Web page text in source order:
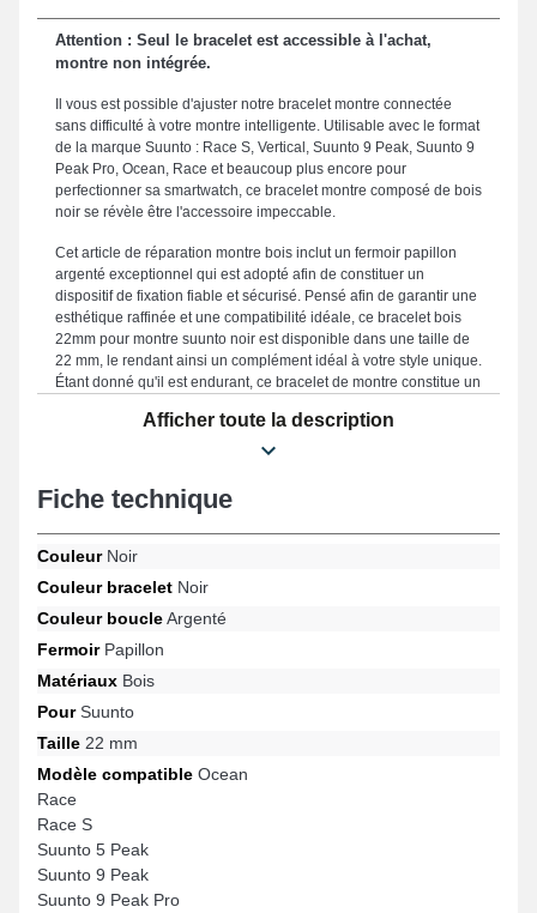
Attention : Seul le bracelet est accessible à l'achat,
montre non intégrée.
Il vous est possible d'ajuster notre bracelet montre connectée
sans difficulté à votre montre intelligente. Utilisable avec le format
de la marque Suunto : Race S, Vertical, Suunto 9 Peak, Suunto 9
Peak Pro, Ocean, Race et beaucoup plus encore pour
perfectionner sa smartwatch, ce bracelet montre composé de bois
noir se révèle être l'accessoire impeccable.
Cet article de réparation montre bois inclut un fermoir papillon
argenté exceptionnel qui est adopté afin de constituer un
dispositif de fixation fiable et sécurisé. Pensé afin de garantir une
esthétique raffinée et une compatibilité idéale, ce bracelet bois
22mm pour montre suunto noir est disponible dans une taille de
22 mm, le rendant ainsi un complément idéal à votre style unique.
Étant donné qu'il est endurant, ce bracelet de montre constitue un
Accentuant le style sophistiqué de votre montre, ce type de
bracelet de montre est conçu pour répondre aux spécifications
montre connectée, il est adapté sur cette version avec le design
Suunto 9 Peak Pro, Race S, Suunto 5 Peak, Race, Vertical,
Suunto 9 Peak et bien d'autres de la marque Suunto, le fermoir
papillon est durable. Le bracelet 22 mm Suunto se raccorde
marque.
Afficher toute la description
Fiche technique
CouleurNoir
Couleur bracelet Noir
Couleur boucleArgenté
FermoirPapillon
Matériaux Bois
PourSuunto
Taille 22 mm
Modèle compatible Ocean
Race
Race S
Suunto 5 Peak
Suunto 9 Peak
Suunto 9 Peak Pro